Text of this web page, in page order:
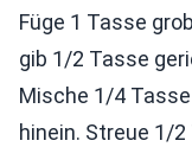
Füge 1 Tasse
gib 1/2 Tasse
Mische 1/4
hinein. Streue 1/